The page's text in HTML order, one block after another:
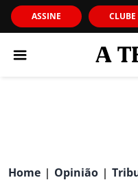
ASSINE CLUBE
Home | Opinião |